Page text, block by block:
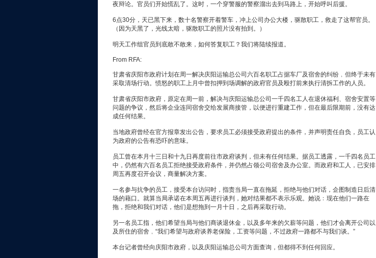
夜辩论。官员们开始慌乱了。这时，一个穿警服的警察溜出去到马路上，开始呼叫后援。
6点30分，天已黑下来，数十名警察开着警车，冲上公司办公大楼，驱散职工，救走了这帮官员。
（因为天黑了，光线太暗，驱散职工的照片没有拍到。）
明天工作组官员到底敢不敢来，如何答复职工？我们将陆续报道。
From RFA:
甘肃省庆阳市政府计划在周一解决庆阳运输总公司六百名职工占据车厂及宿舍的纠纷﹐但终于未有
采取清场行动。愤怒的职工上月中曾扣押到场调解的政府官员及殴打前来执行清拆工作的人员。
甘肃省庆阳市政府，原定在周一前，解决与庆阳运输总公司一千四名工人在退休福利、宿舍安置等
问题的争议，然后将企业连同宿舍交给发展商接管，以便进行重建工作，但在最后限期前，没有达
成任何结果。
当地政府曾经在官方报章发出公告，要求员工必须接受政府提出的条件，并声明责任自负，员工认
为政府的公告有恐吓的意味。
员工曾在本月十三日和十九日再度前往市政府谈判，但未有任何结果。据员工透露，一千四名员工
中，仍然有六百名员工拒绝接受政府条件，并仍然占领公司宿舍及办公室。而政府和工人，已安排
周五再度召开会议，商量解决方案。
一名参与抗争的员工，接受本台访问时，指责当局一直在拖延，拒绝与他们对话，企图制造日后清
场的藉口。就算当局承诺在本周五再进行谈判，她对结果都不表示乐观。她说﹕现在他们一路在
拖，拒绝和我们对话，他们是想拖到一月十日，之后再采取行动。
另一名员工指，他们希望当局与他们商谈退休金，以及多年来的欠薪等问题，他们才会离开公司以
及所住的宿舍﹐“我们希望与政府谈养老保险，工资等问题，不过政府一路都不与我们谈。”
本台记者曾经向庆阳市政府，以及庆阳运输总公司方面查询，但都得不到任何回应。